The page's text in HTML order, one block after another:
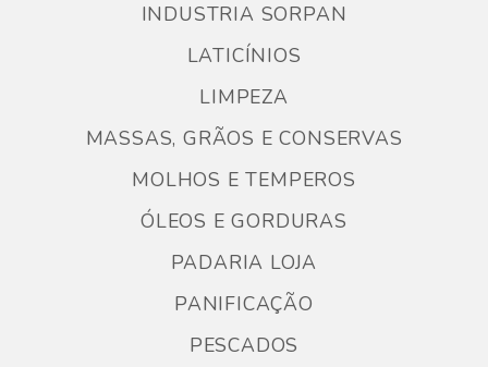
INDUSTRIA SORPAN
LATICÍNIOS
LIMPEZA
MASSAS, GRÃOS E CONSERVAS
MOLHOS E TEMPEROS
ÓLEOS E GORDURAS
PADARIA LOJA
PANIFICAÇÃO
PESCADOS